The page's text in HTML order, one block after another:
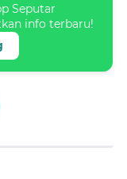
Seputar
info terbaru!